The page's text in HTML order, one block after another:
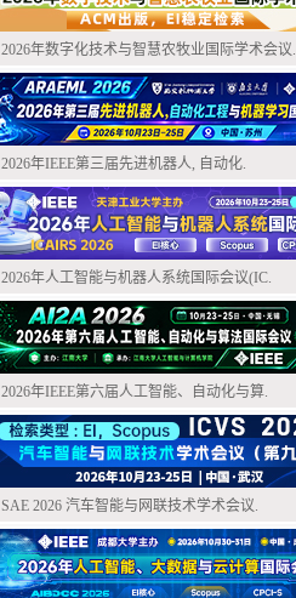
2026年数字化技术与智慧农牧业国际学术会议.
2026年IEEE第三届先进机器人, 自动化.
2026年人工智能与机器人系统国际会议(IC.
2026年IEEE第六届人工智能、自动化与算.
SAE 2026 汽车智能与网联技术学术会议.